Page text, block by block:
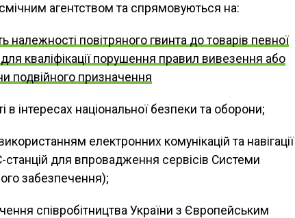
агентством та спрямовуються на:
належності повітряного гвинта до товарів певної
для кваліфікації порушення правил вивезення або
подвійного призначення
інтересах національної безпеки та оборони;
електронних комунікацій та навігації
для впровадження сервісів Системи
забезпечення);
співробітництва України з Європейським